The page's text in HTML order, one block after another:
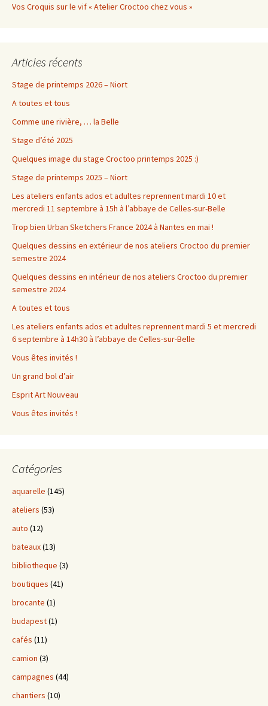
Vos Croquis sur le vif « Atelier Croctoo chez vous »
Articles récents
Stage de printemps 2026 – Niort
A toutes et tous
Comme une rivière, … la Belle
Stage d’été 2025
Quelques image du stage Croctoo printemps 2025 :)
Stage de printemps 2025 – Niort
Les ateliers enfants ados et adultes reprennent mardi 10 et
mercredi 11 septembre à 15h à l’abbaye de Celles-sur-Belle
Trop bien Urban Sketchers France 2024 à Nantes en mai !
Quelques dessins en extérieur de nos ateliers Croctoo du premier
semestre 2024
Quelques dessins en intérieur de nos ateliers Croctoo du premier
semestre 2024
A toutes et tous
Les ateliers enfants ados et adultes reprennent mardi 5 et mercredi
6 septembre à 14h30 à l’abbaye de Celles-sur-Belle
Vous êtes invités !
Un grand bol d’air
Esprit Art Nouveau
Vous êtes invités !
Catégories
aquarelle (145)
ateliers (53)
auto (12)
bateaux(13)
bibliotheque (3)
boutiques (41)
brocante (1)
budapest(1)
cafés (11)
camion (3)
campagnes (44)
chantiers (10)